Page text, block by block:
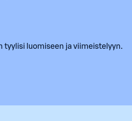
tyylisi luomiseen ja viimeistelyyn.